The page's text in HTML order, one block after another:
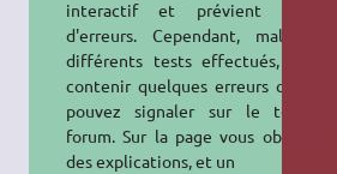
interactif et prévient en cas
d'erreurs. Cependant, malgré les
différents tests effectués, il peut
contenir quelques erreurs que vous
pouvez signaler sur le topic du
forum. Sur la page vous obtiendrez
des explications, et un